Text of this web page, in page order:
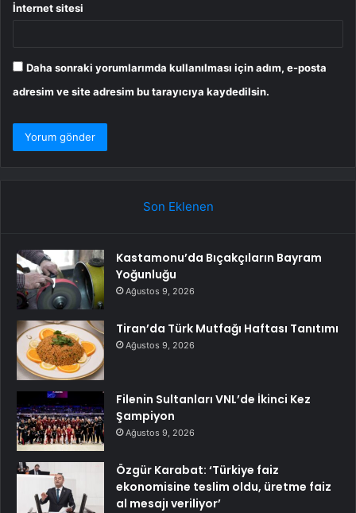
İnternet sitesi
Daha sonraki yorumlarımda kullanılması için adım, e-posta
adresim ve site adresim bu tarayıcıya kaydedilsin.
Son Eklenen
Kastamonu’da Bıçakçıların Bayram
Yoğunluğu
Ağustos 9, 2026
Tiran’da Türk Mutfağı Haftası Tanıtımı
Ağustos 9, 2026
Filenin Sultanları VNL’de İkinci Kez
Şampiyon
Ağustos 9, 2026
Özgür Karabat: ‘Türkiye faiz
ekonomisine teslim oldu, üretme faiz
al mesajı veriliyor’